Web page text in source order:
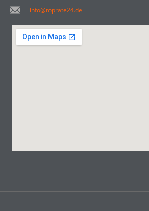
info@toprate24.de